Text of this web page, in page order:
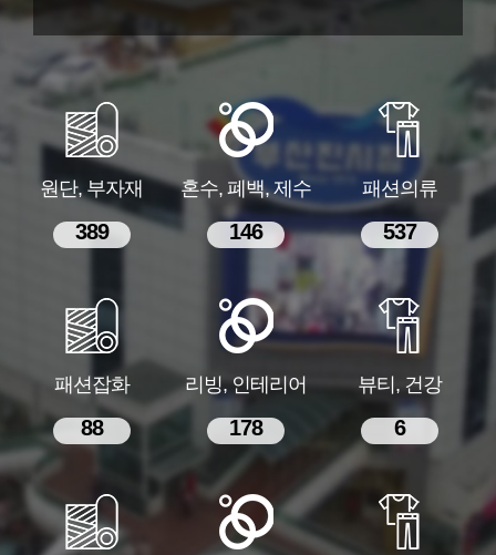
원단, 부자재
389
혼수, 폐백, 제수
146
패션의류
537
패션잡화
88
리빙, 인테리어
178
뷰티, 건강
6